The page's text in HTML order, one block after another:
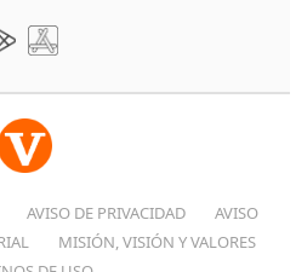
AVISO DE PRIVACIDAD
AVISO
MISIÓN, VISIÓN Y VALORES